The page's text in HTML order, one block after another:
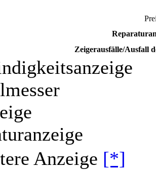
Zeigerausfälle/Ausfall
Anzeige [*]